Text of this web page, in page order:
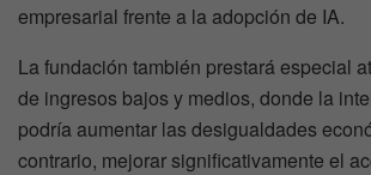
empresarial frente a la adopción de IA.
La fundación también prestará especial
de ingresos bajos y medios, donde la
podría aumentar las desigualdades
contrario, mejorar significativamente el